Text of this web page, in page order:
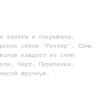
халаты и покрывала,
отеля "Рихтер". Семь
каждого из семи
Черт, Перепелка,
вручную.